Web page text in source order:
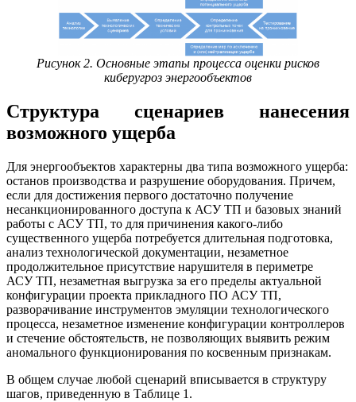
Рисунок 2. Основные этапы процесса оценки рисков
киберугроз энергообъектов
Структура сценариев нанесения
возможного ущерба
Для энергообъектов характерны два типа возможного ущерба:
останов производства и разрушение оборудования. Причем,
если для достижения первого достаточно получение
несанкционированного доступа к АСУ ТП и базовых знаний
работы с АСУ ТП, то для причинения какого-либо
существенного ущерба потребуется длительная подготовка,
анализ технологической документации, незаметное
продолжительное присутствие нарушителя в периметре
АСУ ТП, незаметная выгрузка за его пределы актуальной
конфигурации проекта прикладного ПО АСУ ТП,
разворачивание инструментов эмуляции технологического
процесса, незаметное изменение конфигурации контроллеров
и стечение обстоятельств, не позволяющих выявить режим
аномального функционирования по косвенным признакам.
В общем случае любой сценарий вписывается в структуру
шагов, приведенную в Таблице 1.